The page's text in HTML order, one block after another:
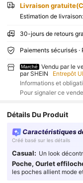
Livraison
Estimation de livraison:
30-jours de retours
Paiements sécurisés
Marché
Vendu par le
par SHEIN
Entrepôt
Informations et
Pour signaler ce
Détails Du Produit
Caractéristiques
Créé basé sur les détails
Casual: Un look
Poche, Ourlet
les poches allient mode